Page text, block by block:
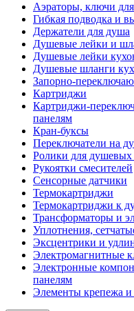
Аэраторы, ключи для
Гибкая подводка и
Держатели для душа
Душевые лейки и
Душевые лейки
Душевые шланги
Запорно-
Картриджи
Картриджи-
панелям
Кран-буксы
Переключатели на
Ролики для душевых
Рукоятки смесителей
Сенсорные датчики
Термокартриджи
Термокартриджи к
Трансформаторы и
Уплотнения,
Эксцентрики и
Электромагнитные
Электронные
панелям
Элементы крепежа и